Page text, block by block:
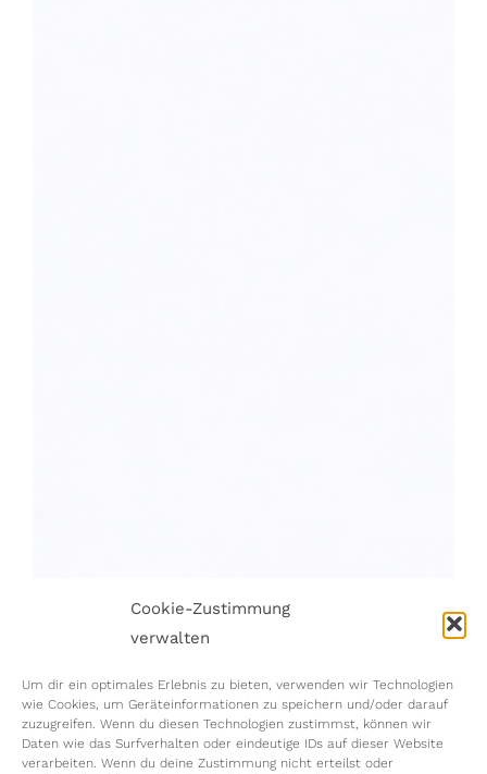
Cookie-Zustimmung
verwalten
Um dir ein optimales Erlebnis zu bieten, verwenden wir Technologien
wie Cookies, um Geräteinformationen zu speichern und/oder darauf
zuzugreifen. Wenn du diesen Technologien zustimmst, können wir
Daten wie das Surfverhalten oder eindeutige IDs auf dieser Website
verarbeiten. Wenn du deine Zustimmung nicht erteilst oder